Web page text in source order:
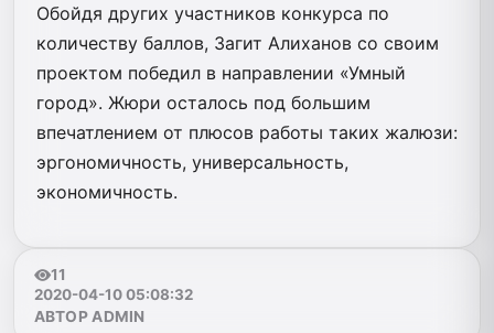
Обойдя других участников конкурса по
количеству баллов, Загит Алиханов со своим
проектом победил в направлении «Умный
город». Жюри осталось под большим
впечатлением от плюсов работы таких жалюзи:
эргономичность, универсальность,
экономичность.
11
2020-04-10 05:08:32
АВТОР ADMIN